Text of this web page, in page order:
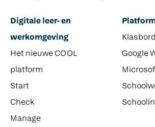
Digitale leer- en
werkomgeving
Het nieuwe COOL
platform
Start
Check
Manage
Google